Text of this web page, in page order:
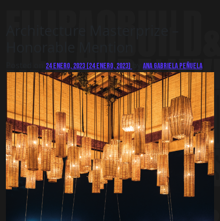
24 enero, 2023 (24 enero, 2023) Ana Gabriela Peñuela